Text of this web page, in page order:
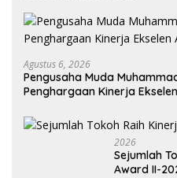
Agustus 6, 2026
Pengusaha Muda
Penghargaan Kinerja
2026
Sejumlah
Award II-